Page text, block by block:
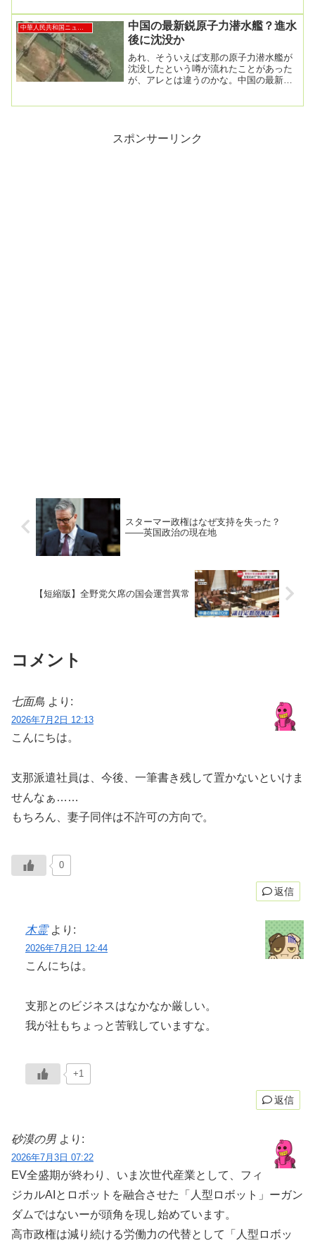
中華人民共和国ニュース
中国の最新鋭原子力潜水艦？進水
後に沈没か
あれ、そういえば支那の原子力潜水艦が
沈没したという噂が流れたことがあった
が、アレとは違うのかな。中国の最新鋭
スポンサーリンク
スターマー政権はなぜ支持を失った？
――英国政治の現在地
【短縮版】全野党欠席の国会運営異常
コメント
七面鳥 より:
2026年7月2日 12:13
こんにちは。
支那派遣社員は、今後、一筆書き残して置かないといけま
せんなぁ……
もちろん、妻子同伴は不許可の方向で。
0
返信
木霊 より:
2026年7月2日 12:44
こんにちは。
支那とのビジネスはなかなか厳しい。
我が社もちょっと苦戦していますな。
+1
返信
砂漠の男 より:
2026年7月3日 07:22
EV全盛期が終わり、いま次世代産業として、フィ
ジカルAIとロボットを融合させた「人型ロボット」ーガン
ダムではないーが頭角を現し始めています。
高市政権は減り続ける労働力の代替として「人型ロボッ